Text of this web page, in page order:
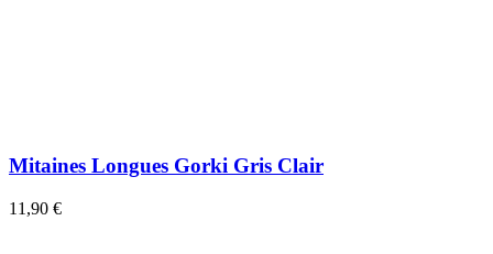
Mitaines Longues Gorki Gris Clair
11,90 €